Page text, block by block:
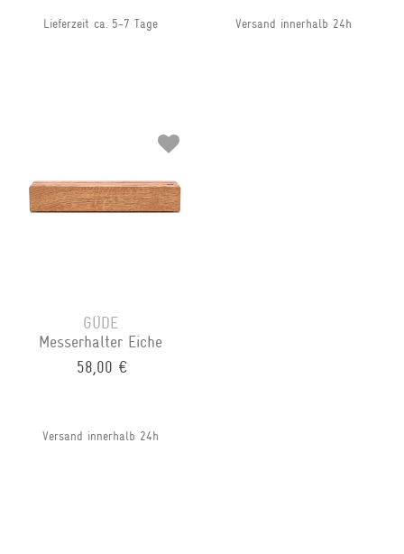
Lieferzeit ca. 5-7 Tage Versand innerhalb 24h
GÜDE
Messerhalter Eiche
58,00 €
Versand innerhalb 24h